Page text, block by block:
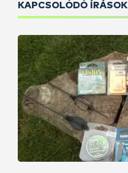
KAPCSOLÓDÓ ÍRÁSOK